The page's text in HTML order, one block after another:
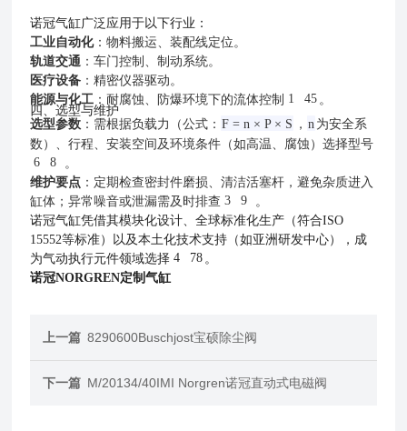
诺冠气缸广泛应用于以下行业：
工业自动化：物料搬运、装配线定位。
轨道交通 ：车门控制、制动系统。
医疗设备 ：精密仪器驱动。
能源与化工 ：耐腐蚀、防爆环境下的流体控制 1 45 。
四、选型与维护
选型参数 ：需根据负载力（公式： F = n × P × S ， n 为安全系
数）、行程、安装空间及环境条件（如高温、腐蚀）选择型号
6
8
。
维护要点 ：定期检查密封件磨损、清洁活塞杆，避免杂质进入
缸体；异常噪音或泄漏需及时排查 3 9
。
诺冠气缸凭借其模块化设计、全球标准化生产（符合ISO
15552等标准）以及本土化技术支持（如亚洲研发中心），成
为气动执行元件领域选择 4 78 。
诺冠NORGREN定制气缸
上一篇 8290600Buschjost宝硕除尘阀
下一篇 M/20134/40IMI Norgren诺冠直动式电磁阀